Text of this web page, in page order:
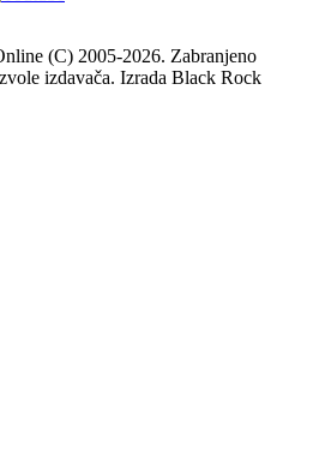
(C) 2005-2026. Zabranjeno
izdavača. Izrada Black Rock